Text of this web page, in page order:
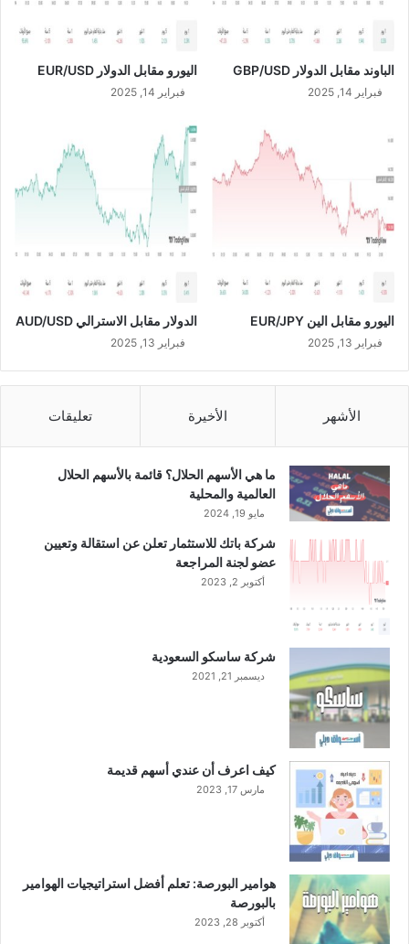
الباوند مقابل الدولار GBP/USD
فبراير 14, 2025
اليورو مقابل الدولار EUR/USD
فبراير 14, 2025
اليورو مقابل الين EUR/JPY
فبراير 13, 2025
الدولار مقابل الاسترالي AUD/USD
فبراير 13, 2025
الأشهر الأخيرة تعليقات
ما هي الأسهم الحلال؟ قائمة بالأسهم الحلال
العالمية والمحلية
مايو 19, 2024
شركة باتك للاستثمار تعلن عن استقالة وتعيين
عضو لجنة المراجعة
أكتوبر 2, 2023
شركة ساسكو السعودية
ديسمبر 21, 2021
كيف اعرف أن عندي أسهم قديمة
مارس 17, 2023
هوامير البورصة: تعلم أفضل استراتيجيات الهوامير
بالبورصة
أكتوبر 28, 2023